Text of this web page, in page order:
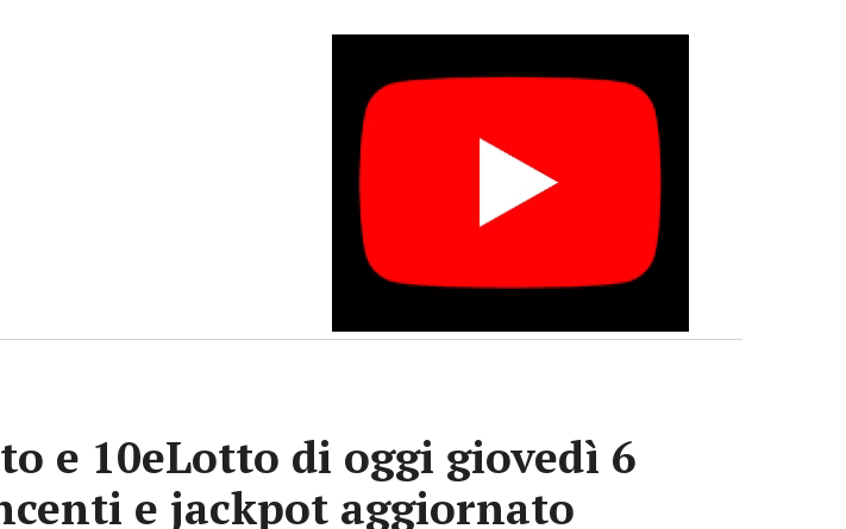
e 10eLotto di oggi giovedì 6
e jackpot aggiornato